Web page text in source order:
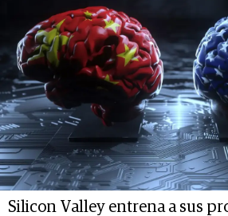
Silicon Valley entrena a sus